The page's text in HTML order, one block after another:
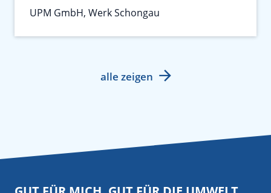
UPM GmbH, Werk Schongau
alle zeigen